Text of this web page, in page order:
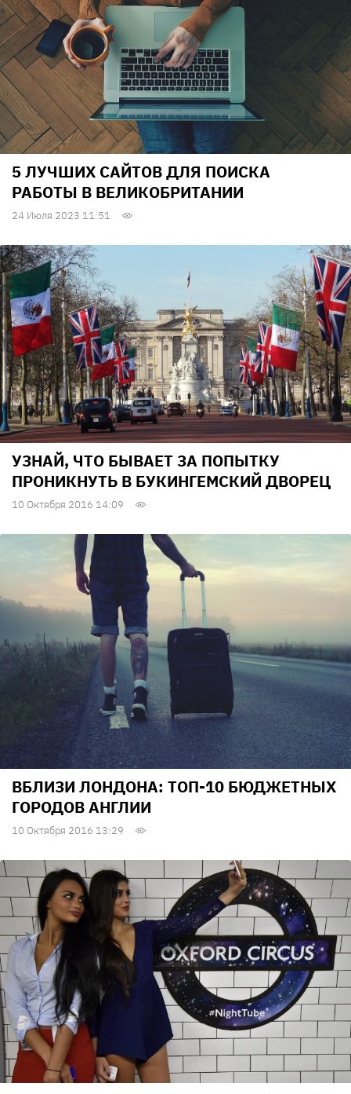
5 ЛУЧШИХ САЙТОВ ДЛЯ ПОИСКА
РАБОТЫ В ВЕЛИКОБРИТАНИИ
24 Июля 2023 11:51
УЗНАЙ, ЧТО БЫВАЕТ ЗА ПОПЫТКУ
ПРОНИКНУТЬ В БУКИНГЕМСКИЙ ДВОРЕЦ
10 Октября 2016 14:09
ВБЛИЗИ ЛОНДОНА: ТОП-10 БЮДЖЕТНЫХ
ГОРОДОВ АНГЛИИ
10 Октября 2016 13:29